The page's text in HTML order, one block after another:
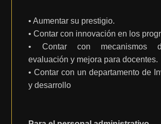
• Aumentar su prestigio.
• Contar con innovación en los
• Contar con mecanismos
evaluación y mejora para docentes.
• Contar con un departamento de
y desarrollo